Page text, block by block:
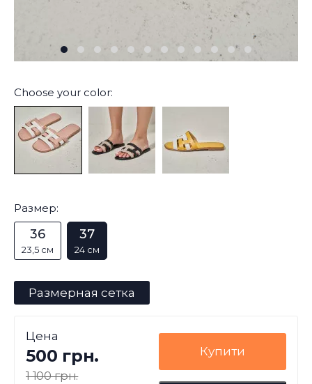
Choose your color:
Размер:
36
23,5 см
37
24 см
Размерная сетка
Цена
500 грн.
1 100 грн.
Купити